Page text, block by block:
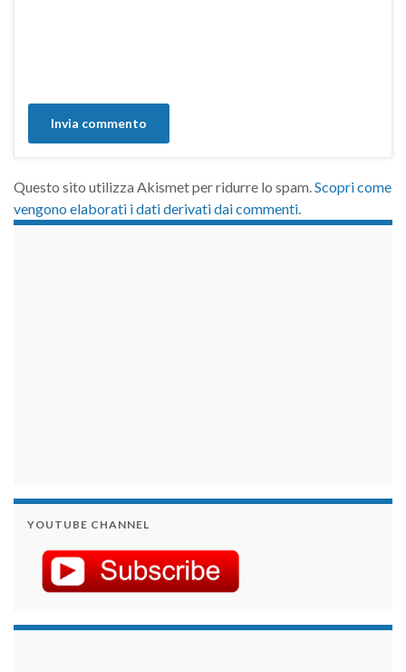
Questo sito utilizza Akismet per ridurre lo spam. Scopri come
vengono elaborati i dati derivati dai commenti
YOUTUBE CHANNEL